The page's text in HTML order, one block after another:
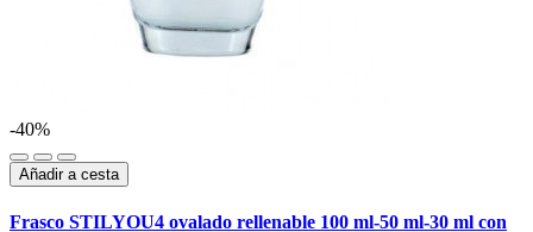
-40%
Añadir a cesta
Frasco STILYOU4 ovalado rellenable 100 ml-50 ml-30 ml con